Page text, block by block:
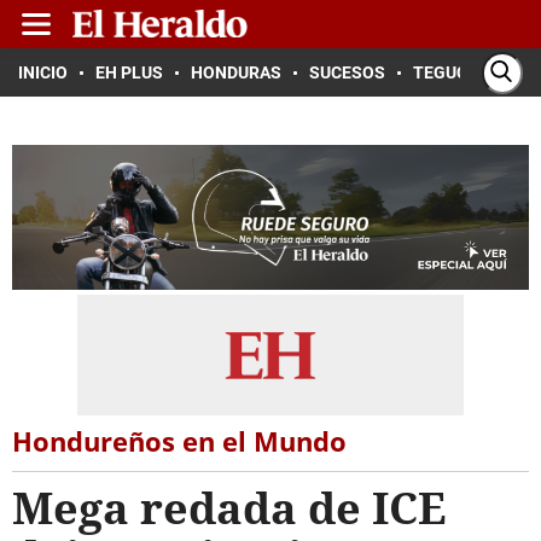
INICIO EH PLUS HONDURAS SUCESOS TEGUCIGALPA
Hondureños en el Mundo
Mega redada de ICE